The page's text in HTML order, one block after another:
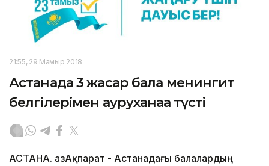
21:55, 29 Мамыр 2018
Астанада 3 жасар бала менингит
белгілерімен ауруханаға түсті
АСТАНА. ҚазАқпарат - Астанадағы балалардың